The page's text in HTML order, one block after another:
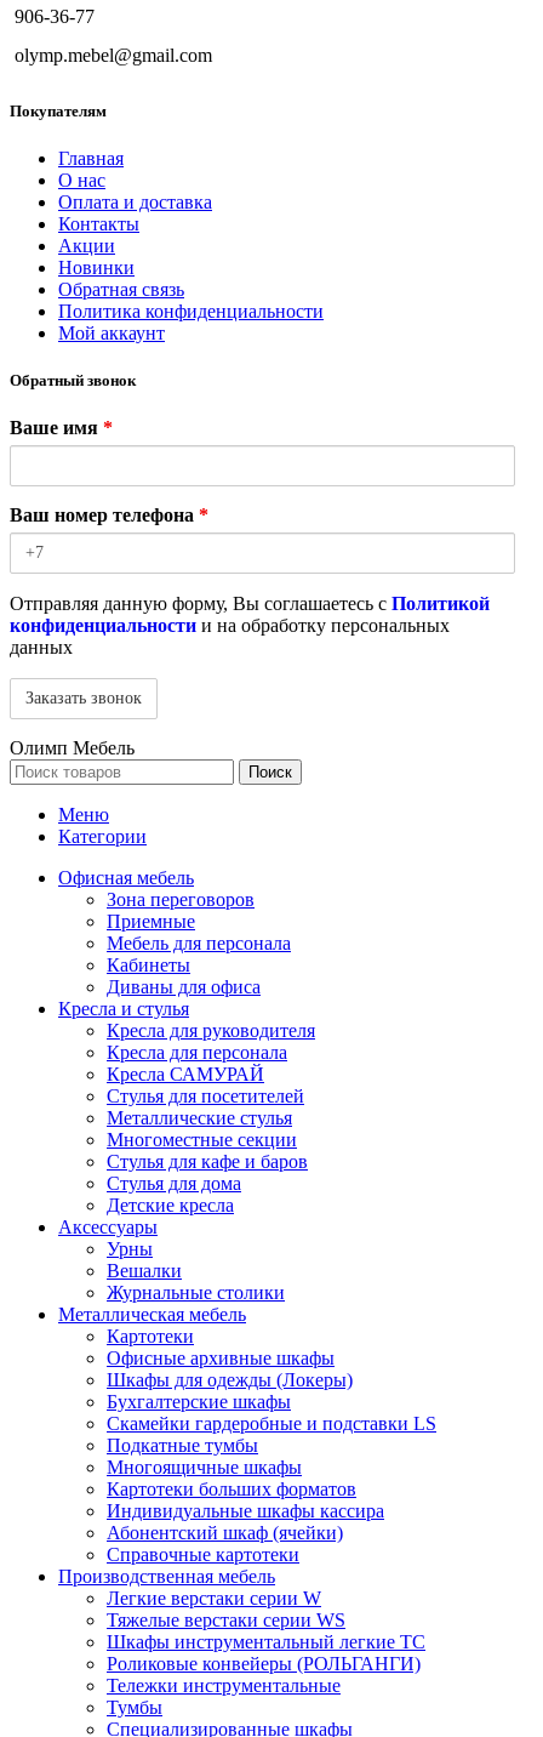
906-36-77
olymp.mebel@gmail.com
Покупателям
Главная
О нас
Оплата и доставка
Контакты
Акции
Новинки
Обратная связь
Политика конфиденциальности
Мой аккаунт
Обратный звонок
Ваше имя *
Ваш номер телефона *
Отправляя данную форму, Вы соглашаетесь с Политикой
конфиденциальности и на обработку персональных
данных
Олимп Мебель
Поиск
Меню
Категории
Офисная мебель
Зона переговоров
Приемные
Мебель для персонала
Кабинеты
Диваны для офиса
Кресла и стулья
Кресла для руководителя
Кресла для персонала
Кресла САМУРАЙ
Стулья для посетителей
Металлические стулья
Многоместные секции
Стулья для кафе и баров
Стулья для дома
Детские кресла
Аксессуары
Урны
Вешалки
Журнальные столики
Металлическая мебель
Картотеки
Офисные архивные шкафы
Шкафы для одежды (Локеры)
Бухгалтерские шкафы
Скамейки гардеробные и подставки LS
Подкатные тумбы
Многоящичные шкафы
Картотеки больших форматов
Индивидуальные шкафы кассира
Абонентский шкаф (ячейки)
Справочные картотеки
Производственная мебель
Легкие верстаки серии W
Тяжелые верстаки серии WS
Шкафы инструментальный легкие ТС
Роликовые конвейеры (РОЛЬГАНГИ)
Тележки инструментальные
Тумбы
Специализированные шкафы